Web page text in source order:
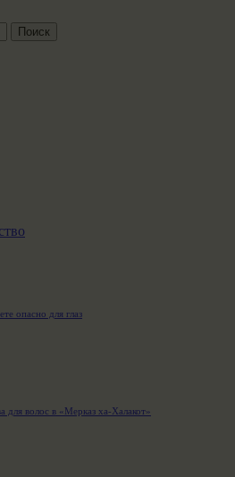
опасно для глаз
для волос в «Мерказ ха-Халакот»